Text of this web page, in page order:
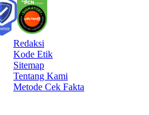
Redaksi
Kode Etik
Sitemap
Tentang Kami
Metode Cek Fakta